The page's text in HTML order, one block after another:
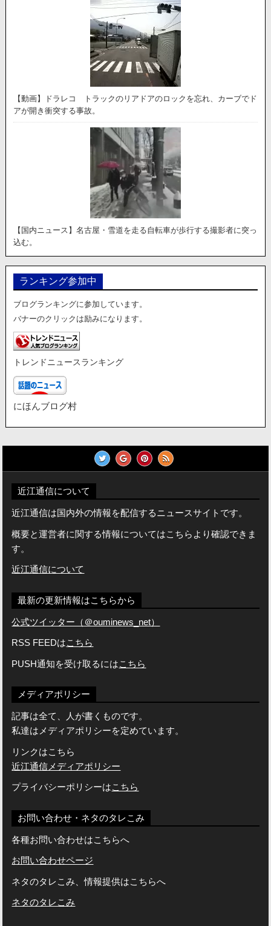
【動画】ドラレコ トラックのリアドアのロックを忘れ、カーブでド
アが開き衝突する事故。
【国内ニュース】名古屋・雪道を走る自転車が歩行する撮影者に突っ
込む。
ランキング参加中
ブログランキングに参加しています。
バナーのクリックは励みになります。
トレンドニュースランキング
にほんブログ村
近江通信について
近江通信は国内外の情報を配信するニュースサイトです。
概要と運営者に関する情報についてはこちらより確認できま
す。
近江通信について
最新の更新情報はこちらから
公式ツイッター（＠ouminews_net）
RSS FEEDはこちら
PUSH通知を受け取るにはこちら
メディアポリシー
記事は全て、人が書くものです。
私達はメディアポリシーを定めています。
リンクはこちら
近江通信メディアポリシー
プライバシーポリシーはこちら
お問い合わせ・ネタのタレこみ
各種お問い合わせはこちらへ
お問い合わせページ
ネタのタレこみ、情報提供はこちらへ
ネタのタレこみ